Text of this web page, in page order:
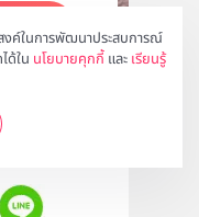
ค์ในการพัฒนาประสบการณ์
ด้ใน นโยบายคุกกี้ และ เรียนรู้